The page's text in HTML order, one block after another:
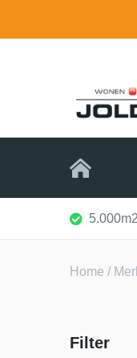
Home
Home /
Filter